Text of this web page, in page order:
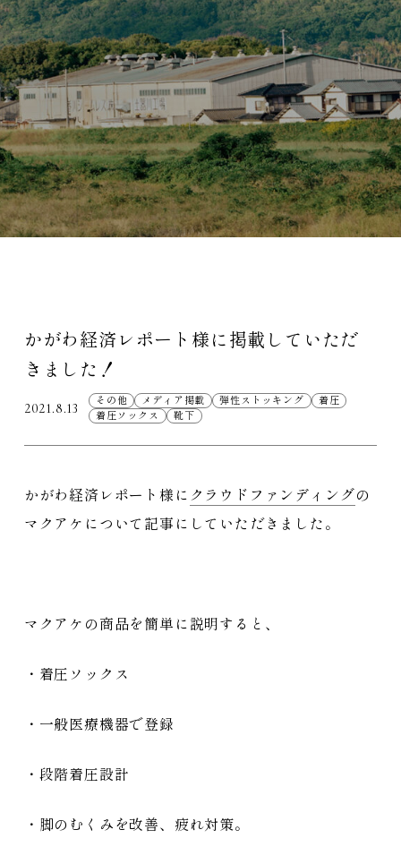
かがわ経済レポート様に掲載していただ
きました！
2021.8.13 その他 メディア掲載 弾性ストッキング
着圧
着圧ソックス
靴下
かがわ経済レポート様に クラウドファンディング の
マクアケについて記事にしていただきました。
マクアケの商品を簡単に説明すると、
・着圧ソックス
・一般医療機器で登録
・段階着圧設計
・脚のむくみを改善、疲れ対策。